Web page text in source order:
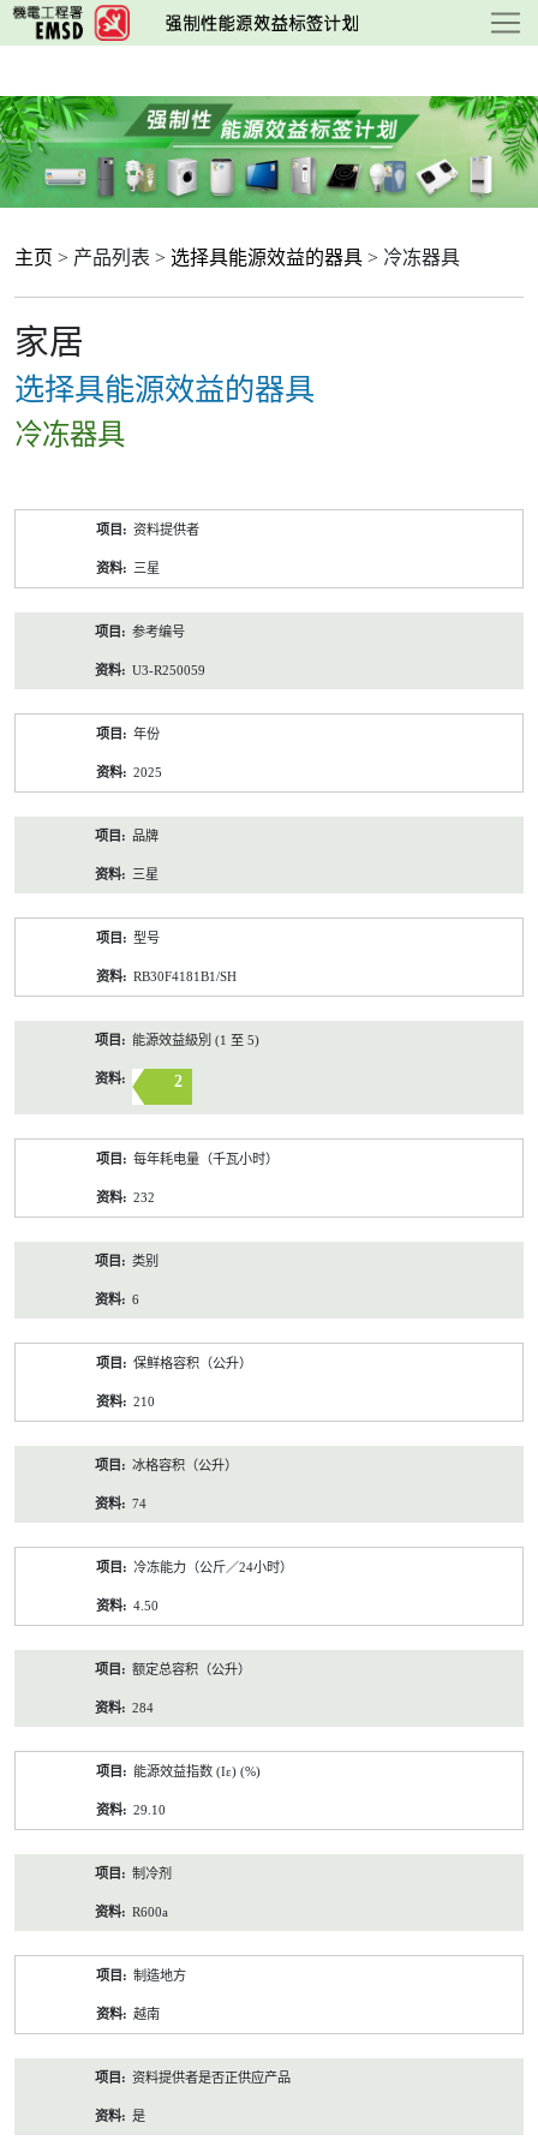
跳
至
要
内
容
主页 > 产品列表 > 选择具能源效益的器具 > 冷冻器具
家居
选择具能源效益的器具
冷冻器具
资料提供者
三星
参考编号
U3-R250059
年份
2025
品牌
三星
型号
RB30F4181B1/SH
能源效益級別 (1 至 5)
2
每年耗电量（千瓦小时）
232
类别
6
保鲜格容积（公升）
210
冰格容积（公升）
74
冷冻能力（公斤／24小时）
4.50
额定总容积（公升）
284
能源效益指数 (Iε) (%)
29.10
制冷剂
R600a
制造地方
越南
资料提供者是否正供应产品
是